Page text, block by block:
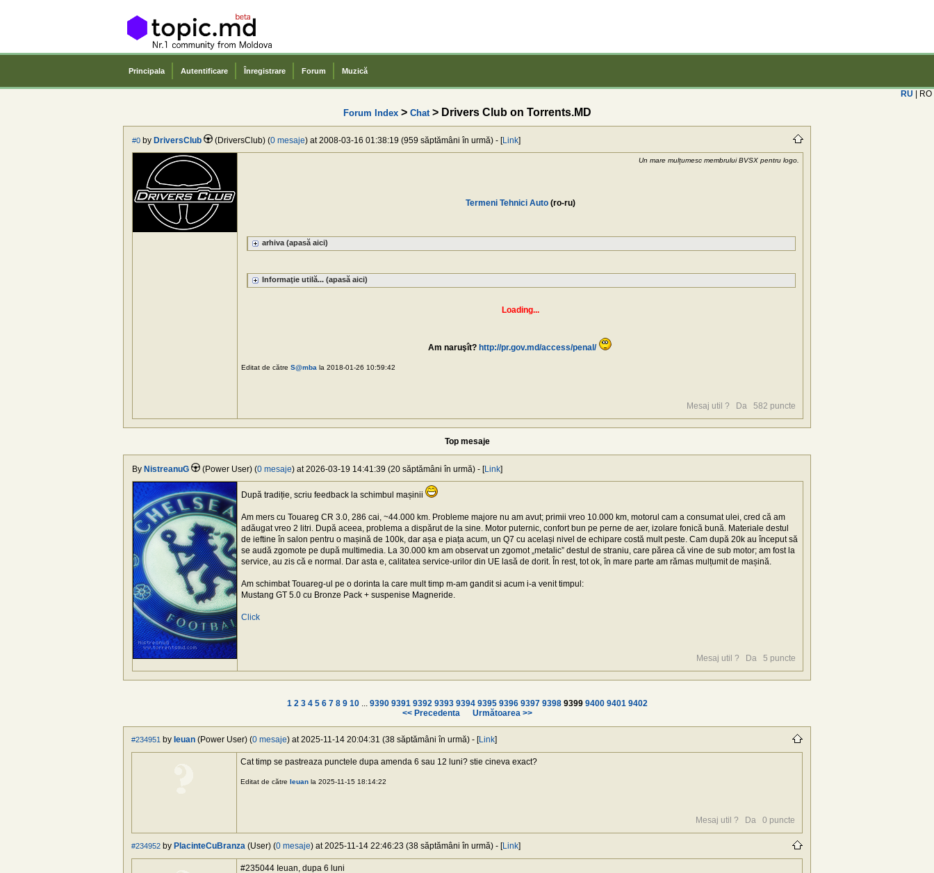
Principala Autentificare Înregistrare Forum Muzică
RU | RO
Forum Index> Chat> Drivers Club on Torrents.MD
#0 by DriversClub (DriversClub) (0 mesaje) at 2008-03-16 01:38:19 (959 săptămâni în urmă) - [Link]
Un mare mulțumesc membrului BVSX pentru logo.
Termeni Tehnici Auto (ro-ru)
arhiva (apasă aici)
Informaţie utilă... (apasă aici)
Loading...
Am naruşît? http://pr.gov.md/access/penal/
Editat de către S@mba la 2018-01-26 10:59:42
Mesaj util ? Da 582 puncte
Top mesaje
By NistreanuG (Power User) (0 mesaje) at 2026-03-19 14:41:39 (20 săptămâni în urmă) - [Link]
După tradiție, scriu feedback la schimbul mașinii
Am mers cu Touareg CR 3.0, 286 cai, ~44.000 km. Probleme majore nu am avut; primii vreo 10.000 km, motorul cam a consumat ulei, cred că am
adăugat vreo 2 litri. După aceea, problema a dispărut de la sine. Motor puternic, confort bun pe perne de aer, izolare fonică bună. Materiale destul
de ieftine în salon pentru o mașină de 100k, dar așa e piața acum, un Q7 cu același nivel de echipare costă mult peste. Cam după 20k au început să
se audă zgomote pe după multimedia. La 30.000 km am observat un zgomot „metalic” destul de straniu, care părea că vine de sub motor; am fost la
service, au zis că e normal. Dar asta e, calitatea service-urilor din UE lasă de dorit. În rest, tot ok, în mare parte am rămas mulțumit de mașină.
Am schimbat Touareg-ul pe o dorinta la care mult timp m-am gandit si acum i-a venit timpul:
Mustang GT 5.0 cu Bronze Pack + suspenise Magneride.
Click
Mesaj util ? Da 5 puncte
1 2 3 4 5 6 7 8 9 10... 9390 9391 9392 9393 9394 9395 9396 9397 9398 9399 9400 9401 9402
<< Precedenta
Următoarea >>
#234951 by Ieuan (Power User) (0 mesaje) at 2025-11-14 20:04:31 (38 săptămâni în urmă) - [Link]
Cat timp se pastreaza punctele dupa amenda 6 sau 12 luni? stie cineva exact?
Editat de către Ieuan la 2025-11-15 18:14:22
Mesaj util ? Da 0 puncte
#234952 by PlacinteCuBranza (User) (0 mesaje) at 2025-11-14 22:46:23 (38 săptămâni în urmă) - [Link]
#235044 Ieuan, dupa 6 luni